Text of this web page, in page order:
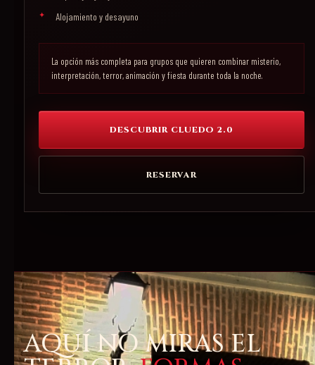
Alojamiento y desayuno
La opción más completa para grupos que quieren combinar misterio,
interpretación, terror, animación y fiesta durante toda la noche.
DESCUBRIR CLUEDO 2.0
RESERVAR
AQUÍ NO MIRAS EL